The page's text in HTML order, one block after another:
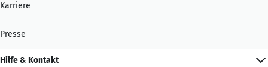
Karriere
Presse
Hilfe & Kontakt